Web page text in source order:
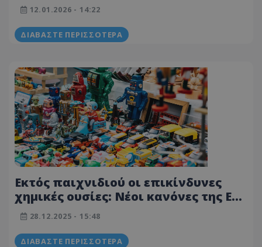
και αξεσουάρ αυτοκινήτου - Λίστα
12.01.2026 - 14:22
ΔΙΑΒΆΣΤΕ ΠΕΡΙΣΣΌΤΕΡΑ
Εκτός παιχνιδιού οι επικίνδυνες
χημικές ουσίες: Νέοι κανόνες της ΕΕ
για τα παιδικά παιχνίδια – Τι
αλλάζει από τη νέα χρονιά
28.12.2025 - 15:48
ΔΙΑΒΆΣΤΕ ΠΕΡΙΣΣΌΤΕΡΑ